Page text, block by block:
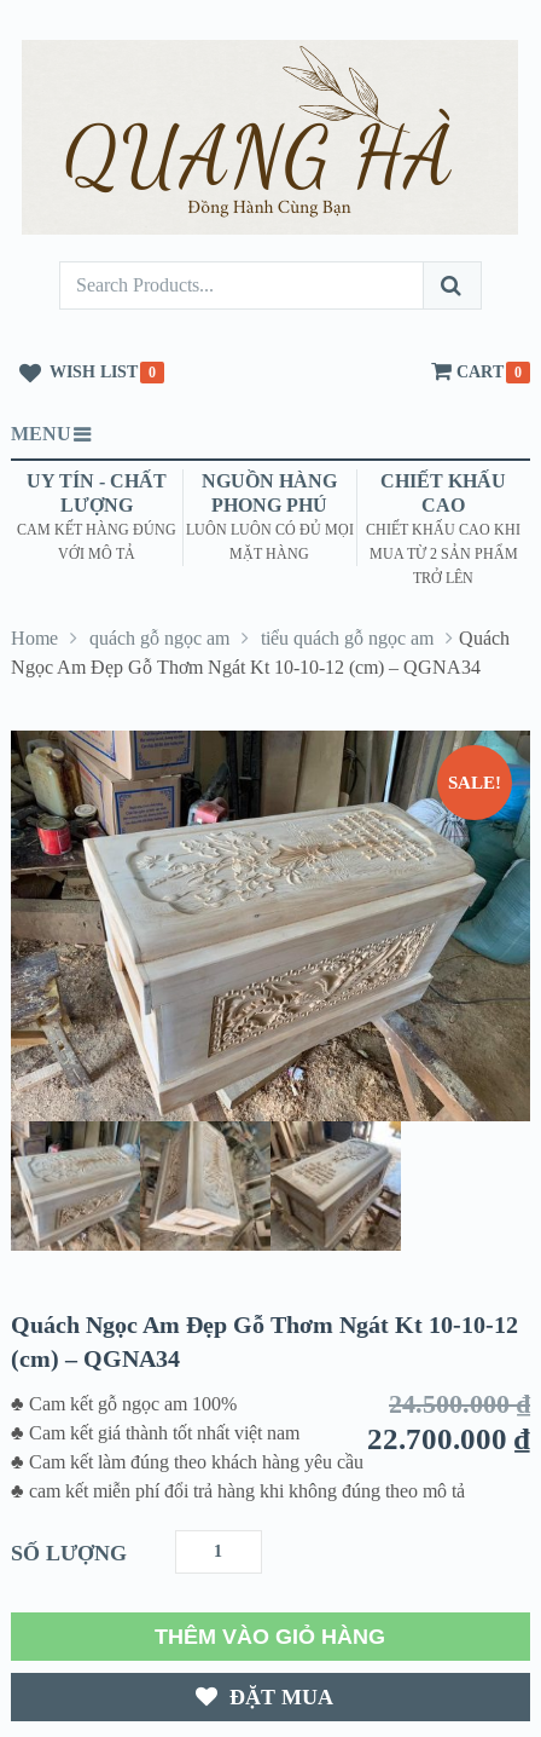
WISH LIST 0 CART 0
MENU
UY TÍN - CHẤT
LƯỢNG
CAM KẾT HÀNG ĐÚNG
VỚI MÔ TẢ
NGUỒN HÀNG
PHONG PHÚ
LUÔN LUÔN CÓ ĐỦ MỌI
MẶT HÀNG
CHIẾT KHẤU
CAO
CHIẾT KHẤU CAO KHI
MUA TỪ 2 SẢN PHẨM
TRỞ LÊN
Home quách gỗ ngọc am tiểu quách gỗ ngọc am
Quách
Ngọc Am Đẹp Gỗ Thơm Ngát Kt 10-10-12 (cm) – QGNA34
SALE!
Quách Ngọc Am Đẹp Gỗ Thơm Ngát Kt 10-10-12
(cm) – QGNA34
24.500.000₫
22.700.000₫
♣ Cam kết gỗ ngọc am 100%
♣ Cam kết giá thành tốt nhất việt nam
♣ Cam kết làm đúng theo khách hàng yêu cầu
♣ cam kết miễn phí đổi trả hàng khi không đúng theo mô tả
SỐ LƯỢNG
THÊM VÀO GIỎ HÀNG
ĐẶT MUA